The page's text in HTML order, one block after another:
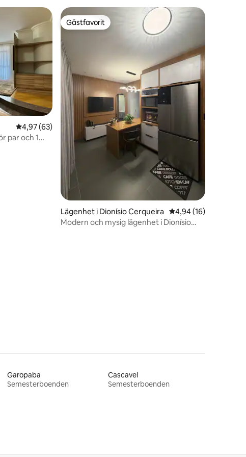
4,97 av 5 i genomsnittligt betyg, 63 omdömen
4,97 (63)
par och 1
Gästfavorit
Gästfavorit
Lägenhet i Dionísio Cerqueira 4,94 av 5 i
4,94 (16)
Modern och mysig lägenhet i Dionísio
Garopaba
Semesterboenden
Cascavel
Semesterboenden